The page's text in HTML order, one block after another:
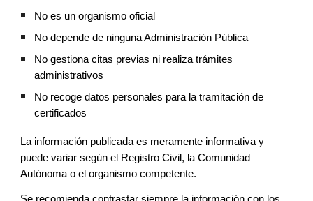
No es un organismo oficial
No depende de ninguna Administración Pública
No gestiona citas previas ni realiza trámites
administrativos
No recoge datos personales para la tramitación de
certificados
La información publicada es meramente informativa y
puede variar según el Registro Civil, la Comunidad
Autónoma o el organismo competente.